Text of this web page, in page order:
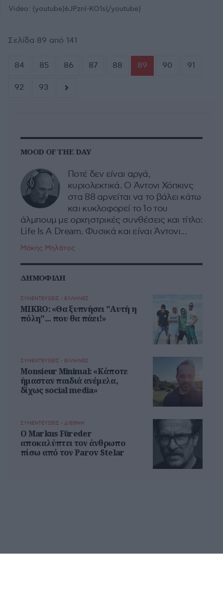
Video: {youtube}6JPznI-KO1s{/youtube}
Σελίδα 89 από 141
84 85 86 87 88 89 90 91
92 93
MOOD OF THE DAY
Ποτέ δεν είναι αργά,
κυριολεκτικά. Ο Άντονι Χόπκινς
στα 88 αρνείται να το βάλει κάτω
και κυκλοφορεί το 1ο του
άλμπουμ με ορχηστρικές συνθέσεις και τίτλο:
Life Is A Dream. Φυσικά και είναι Άντονι...
Μάκης Μηλάτος
ΔΗΜΟΦΙΛΗ
ΣΥΝΕΝΤΕΥΞΕΙΣ - ΕΛΛΗΝΕΣ
MIKRO: «Θα ξυπνήσει "Αυτή η
πόλη"... που θα πάει!»
ΣΥΝΕΝΤΕΥΞΕΙΣ - ΕΛΛΗΝΕΣ
Monsieur Minimal: «Κάποτε
ήμασταν παιδιά ανέμελα,
δίχως social media»
ΣΥΝΕΝΤΕΥΞΕΙΣ - ΔΙΕΘΝΗ
Ο Markus Füreder
αποκαλύπτει τον άνθρωπο
πίσω από τον Parov Stelar